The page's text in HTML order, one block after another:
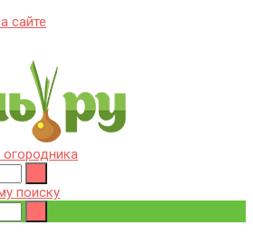
сайте
земледелие, фермерство и
земледелия, фермерства и
культур, сбор и хранение урожая.
деревьями и кустами. Полезные
поиску